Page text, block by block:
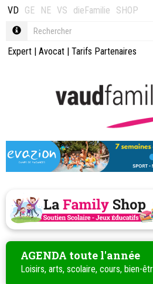
VD GE NE VS dieFamilie SHOP
Expert | Avocat | Tarifs Partenaires
AGENDA toute l'année
Loisirs, arts, scolaire, cours, bien-